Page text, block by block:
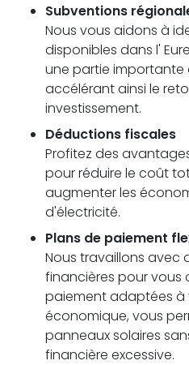
Subventions
Nous vous aidons à
disponibles dans l'
une partie importante
accélérant ainsi le
investissement.
Déductions fiscales
Profitez des
pour réduire le coût
augmenter les
d'électricité.
Plans de paiement
Nous travaillons avec
financières pour vous
paiement adaptées à
économique, vous
panneaux solaires
financière excessive.